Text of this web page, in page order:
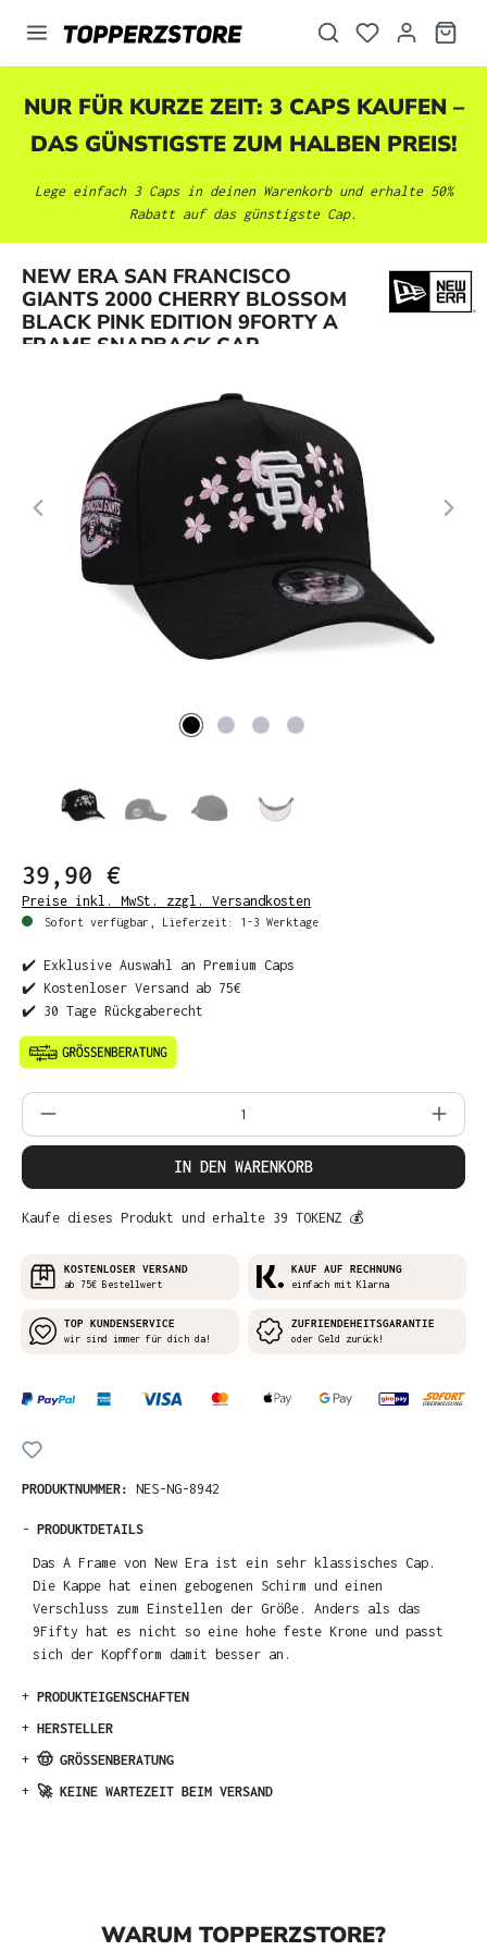
springen
NUR FÜR KURZE ZEIT: 3 CAPS KAUFEN –
DAS GÜNSTIGSTE ZUM HALBEN PREIS!
Lege einfach 3 Caps in deinen Warenkorb und erhalte 50%
Rabatt auf das günstigste Cap.
NEW ERA SAN FRANCISCO
GIANTS 2000 CHERRY BLOSSOM
BLACK PINK EDITION 9FORTY A
FRAME SNAPBACK CAP
Bildergalerie überspringen
39,90 €
Preise inkl. MwSt. zzgl. Versandkosten
Sofort verfügbar, Lieferzeit: 1-3 Werktage
✔️ Exklusive Auswahl an Premium Caps
✔️ Kostenloser Versand ab 75€
✔️ 30 Tage Rückgaberecht
Produkt Anzahl: Gib den gewünschten
IN DEN WARENKORB
Kaufe dieses Produkt und erhalte 39 TOKENZ 💰
KOSTENLOSER VERSAND
ab 75€ Bestellwert
KAUF AUF RECHNUNG
einfach mit Klarna
TOP KUNDENSERVICE
wir sind immer für dich da!
ZUFRIENDEHEITSGARANTIE
oder Geld zurück!
PRODUKTNUMMER: NES-NG-8942
- PRODUKTDETAILS
Das A Frame von New Era ist ein sehr klassisches Cap.
Die Kappe hat einen gebogenen Schirm und einen
Verschluss zum Einstellen der Größe. Anders als das
9Fifty hat es nicht so eine hohe feste Krone und passt
sich der Kopfform damit besser an.
+ PRODUKTEIGENSCHAFTEN
+ HERSTELLER
+ 🤠 GRÖSSENBERATUNG
+ 🚀 KEINE WARTEZEIT BEIM VERSAND
WARUM TOPPERZSTORE?